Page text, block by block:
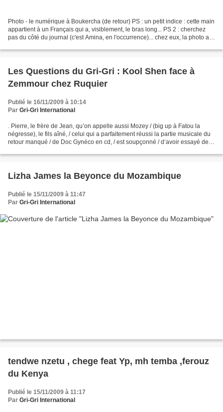
Photo - le numérique à Boukercha (de retour) PS : un petit indice : cette main
appartient à un Français qui a, visiblement, le bras long... PS 2 : cherchez
pas du côté du journal (c'est Amina, en l'occurrence)... chez eux, la photo a
Les Questions du Gri-Gri : Kool Shen face à
Zemmour chez Ruquier
Publié le 16/11/2009 à 10:14
Par Gri-Gri International
. Pierre, le frère de Jean, qu’on appelle aussi Mozey / (big up à Fatou la
négresse), le fils aîné, / celui qui a parfaitement réussi la partie musicale du
retour manqué / de Doc Gynéco en cd, / est soupçonné / d’avoir essayé de
Lizha James la Beyonce du Mozambique
Publié le 15/11/2009 à 11:47
Par Gri-Gri International
tendwe nzetu , chege feat Yp, mh temba ,ferouz
du Kenya
Publié le 15/11/2009 à 11:17
Par Gri-Gri International